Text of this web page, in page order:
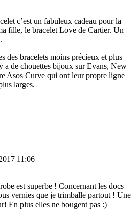
c’est un fabuleux cadeau pour la
fille, le bracelet Love de Cartier. Un
des bracelets moins précieux et plus
a de chouettes bijoux sur Evans, New
Asos Curve qui ont leur propre ligne
larges.
11:06
est superbe ! Concernant les docs
vernies que je trimballe partout ! Une
En plus elles ne bougent pas :)